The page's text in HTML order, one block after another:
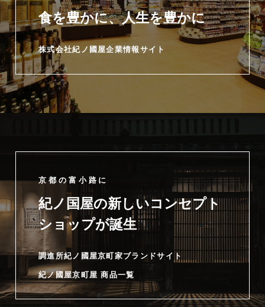
食を豊かに、人生を豊かに
株式会社紀ノ國屋企業情報サイト
京都の富小路に
紀ノ国屋の新しいコンセプト
ショップが誕生
調進所紀ノ國屋京町家ブランドサイト
紀ノ國屋京町屋 商品一覧